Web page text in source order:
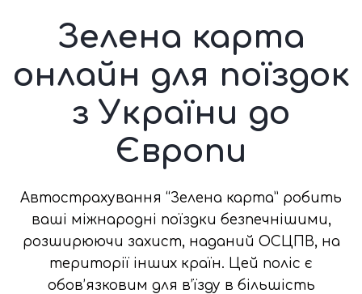
Зелена карта
онлайн для поїздок
з України до
Європи
Автострахування “Зелена карта” робить
ваші міжнародні поїздки безпечнішими,
розширюючи захист, наданий ОСЦПВ, на
території інших країн. Цей поліс є
обов’язковим для в’їзду в більшість